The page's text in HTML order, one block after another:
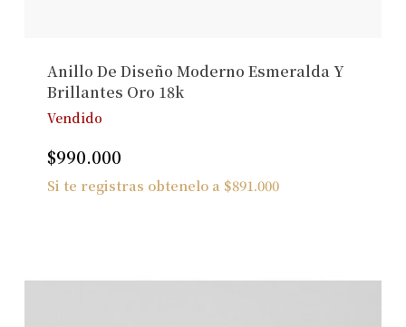
Anillo De Diseño Moderno Esmeralda Y
Brillantes Oro 18k
Vendido
$990.000
Si te registras obtenelo a $891.000